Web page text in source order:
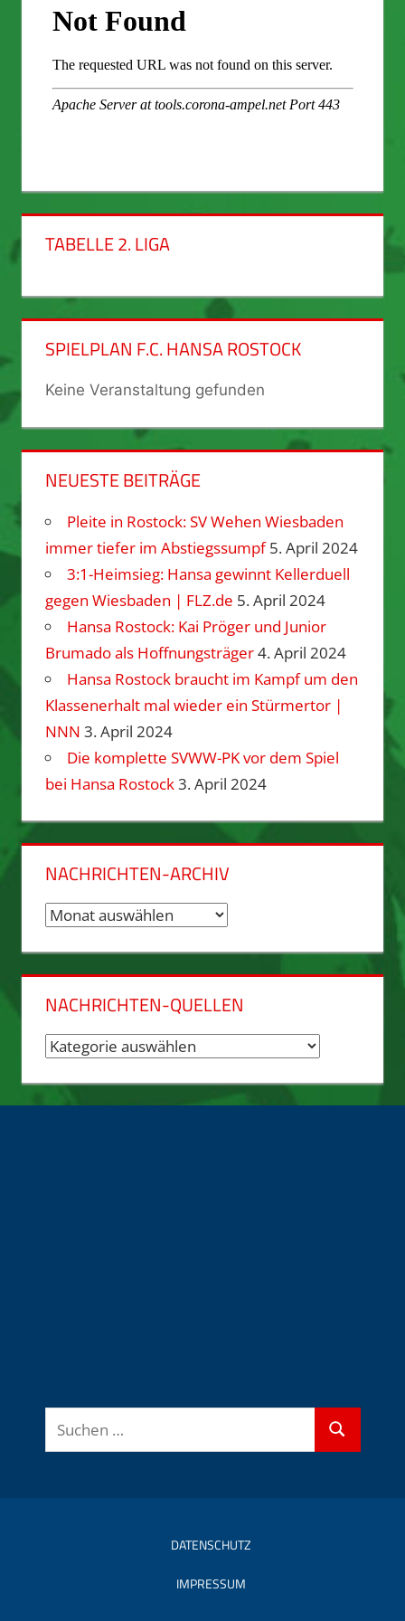
TABELLE 2. LIGA
SPIELPLAN F.C. HANSA ROSTOCK
Keine Veranstaltung gefunden
NEUESTE BEITRÄGE
Pleite in Rostock: SV Wehen Wiesbaden
immer tiefer im Abstiegssumpf 5. April 2024
3:1-Heimsieg: Hansa gewinnt Kellerduell
gegen Wiesbaden | FLZ.de 5. April 2024
Hansa Rostock: Kai Pröger und Junior
Brumado als Hoffnungsträger4. April 2024
Hansa Rostock braucht im Kampf um den
Klassenerhalt mal wieder ein Stürmertor |
NNN 3. April 2024
Die komplette SVWW-PK vor dem Spiel
bei Hansa Rostock3. April 2024
NACHRICHTEN-ARCHIV
Nachrichten-
NACHRICHTEN-QUELLEN
Nachrichten-
Suchen
nach:
Suchen
DATENSCHUTZ
IMPRESSUM